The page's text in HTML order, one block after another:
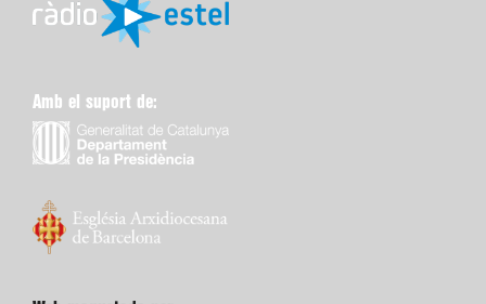
Amb el suport de: